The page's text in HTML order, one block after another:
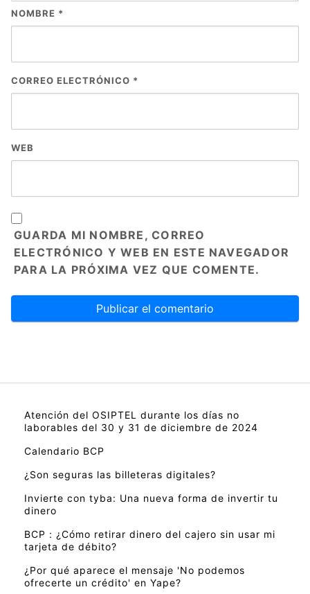
NOMBRE *
CORREO ELECTRÓNICO *
WEB
GUARDA MI NOMBRE, CORREO
ELECTRÓNICO Y WEB EN ESTE NAVEGADOR
PARA LA PRÓXIMA VEZ QUE COMENTE.
Atención del OSIPTEL durante los días no
laborables del 30 y 31 de diciembre de 2024
Calendario BCP
¿Son seguras las billeteras digitales?
Invierte con tyba: Una nueva forma de invertir tu
dinero
BCP : ¿Cómo retirar dinero del cajero sin usar mi
tarjeta de débito?
¿Por qué aparece el mensaje 'No podemos
ofrecerte un crédito' en Yape?